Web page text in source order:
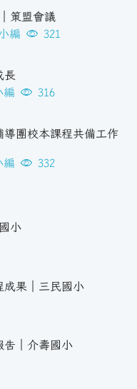
策盟會議
編 321
長
編 316
導團校本課程共備工作
編 332
小
成果｜三民國小
告｜介壽國小